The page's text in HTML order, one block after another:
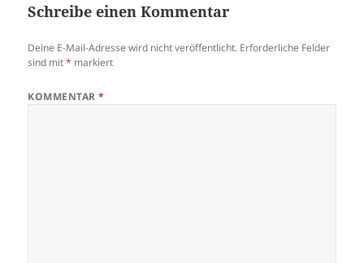
Schreibe einen Kommentar
Deine E-Mail-Adresse wird nicht veröffentlicht. Erforderliche Felder
sind mit* markiert
KOMMENTAR*